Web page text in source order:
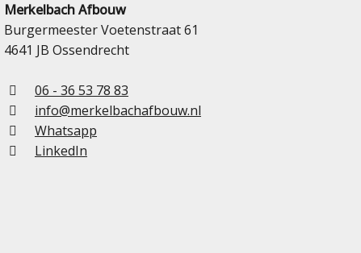
Merkelbach Afbouw
Burgermeester Voetenstraat 61
4641 JB Ossendrecht
06 - 36 53 78 83
info@merkelbachafbouw.nl
Whatsapp
LinkedIn